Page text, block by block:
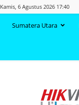
Kamis, 6 Agustus 2026 17:40
Sumatera Utara